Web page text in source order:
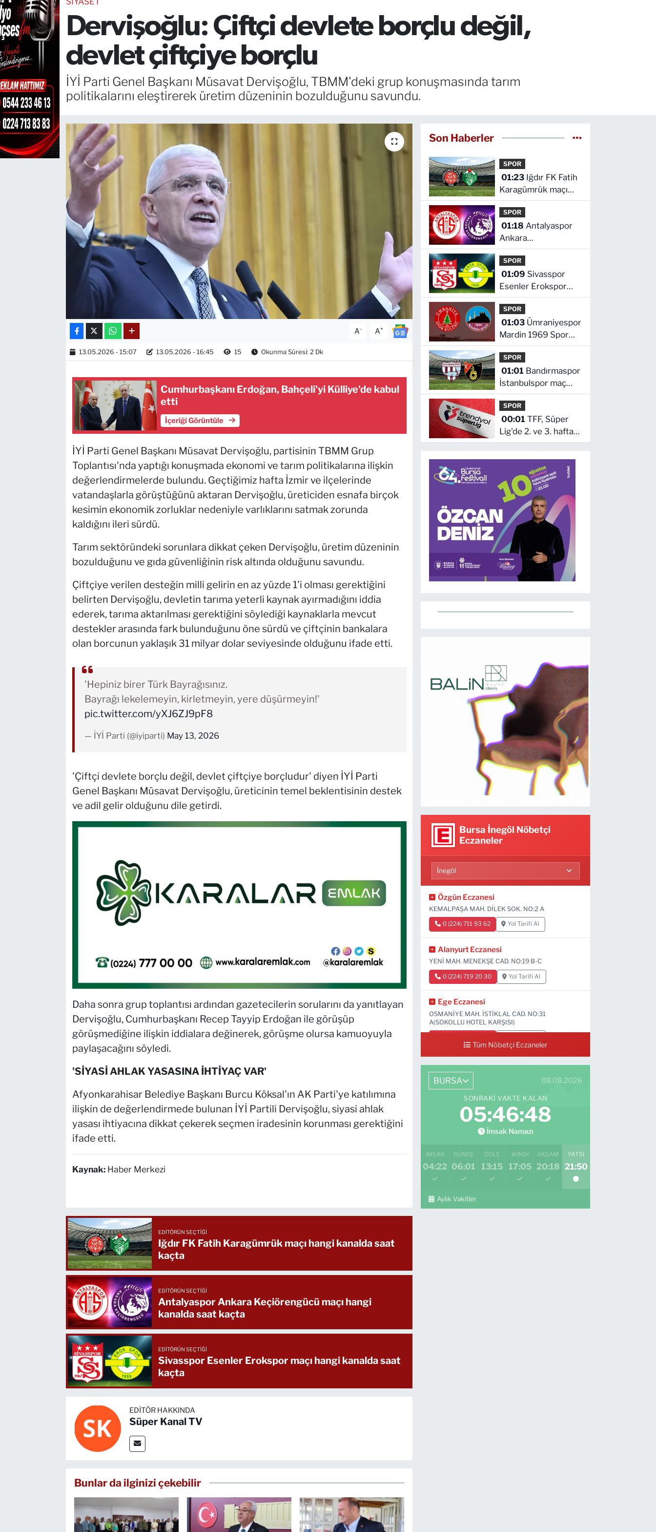
Dervişoğlu: Çiftçi devlete borçlu değil,
devlet çiftçiye borçlu
İYİ Parti Genel Başkanı Müsavat Dervişoğlu, TBMM'deki grup konuşmasında tarım
politikalarını eleştirerek üretim düzeninin bozulduğunu savundu.
A- A+
13.05.2026 - 15:07 13.05.2026 - 16:45 15 Okunma Süresi: 2 Dk
Cumhurbaşkanı Erdoğan, Bahçeli'yi Külliye'de kabul
etti
İçeriği Görüntüle
İYİ Parti Genel Başkanı Müsavat Dervişoğlu, partisinin TBMM Grup
Toplantısı'nda yaptığı konuşmada ekonomi ve tarım politikalarına ilişkin
değerlendirmelerde bulundu. Geçtiğimiz hafta İzmir ve ilçelerinde
vatandaşlarla görüştüğünü aktaran Dervişoğlu, üreticiden esnafa birçok
kesimin ekonomik zorluklar nedeniyle varlıklarını satmak zorunda
kaldığını ileri sürdü.
Tarım sektöründeki sorunlara dikkat çeken Dervişoğlu, üretim düzeninin
bozulduğunu ve gıda güvenliğinin risk altında olduğunu savundu.
Çiftçiye verilen desteğin milli gelirin en az yüzde 1'i olması gerektiğini
belirten Dervişoğlu, devletin tarıma yeterli kaynak ayırmadığını iddia
ederek, tarıma aktarılması gerektiğini söylediği kaynaklarla mevcut
destekler arasında fark bulunduğunu öne sürdü ve çiftçinin bankalara
olan borcunun yaklaşık 31 milyar dolar seviyesinde olduğunu ifade etti.
'Hepiniz birer Türk Bayrağısınız.
Bayrağı lekelemeyin, kirletmeyin, yere düşürmeyin!'
pic.twitter.com/yXJ6ZJ9pF8
— İYİ Parti (@iyiparti) May 13, 2026
'Çiftçi devlete borçlu değil, devlet çiftçiye borçludur' diyen İYİ Parti
Genel Başkanı Müsavat Dervişoğlu, üreticinin temel beklentisinin destek
ve adil gelir olduğunu dile getirdi.
Daha sonra grup toplantısı ardından gazetecilerin sorularını da yanıtlayan
Dervişoğlu, Cumhurbaşkanı Recep Tayyip Erdoğan ile görüşüp
görüşmediğine ilişkin iddialara değinerek, görüşme olursa kamuoyuyla
paylaşacağını söyledi.
'SİYASİ AHLAK YASASINA İHTİYAÇ VAR'
Afyonkarahisar Belediye Başkanı Burcu Köksal'ın AK Parti'ye katılımına
ilişkin de değerlendirmede bulunan İYİ Partili Dervişoğlu, siyasi ahlak
yasası ihtiyacına dikkat çekerek seçmen iradesinin korunması gerektiğini
ifade etti.
Kaynak: Haber Merkezi
EDITÖRÜN SEÇTIĞI
Iğdır FK Fatih Karagümrük maçı hangi kanalda saat
kaçta
EDITÖRÜN SEÇTIĞI
Antalyaspor Ankara Keçiörengücü maçı hangi
kanalda saat kaçta
EDITÖRÜN SEÇTIĞI
Sivasspor Esenler Erokspor maçı hangi kanalda saat
kaçta
EDITÖR HAKKINDA
Süper Kanal TV
Bunlar da ilginizi çekebilir
Son Haberler
SPOR
01:23
Karagümrük maçı
hangi kanalda saat
kaçta
SPOR
01:18
Ankara
Keçiörengücü maçı
hangi kanalda saat
kaçta
SPOR
01:09
Esenler Erokspor
maçı hangi kanalda
saat kaçta
SPOR
01:03
Mardin 1969 Spor
maçı hangi kanalda
saat kaçta!
SPOR
01:01
İstanbulspor maç
hangi kanalda saat
kaçta
SPOR
00:01 TFF, Süper
Lig'de 2. ve 3. hafta
programlarını
başlama saati
Bursa İnegöl Nöbetçi
Eczaneler
Özgün Eczanesi
KEMALPAŞA MAH. DİLEK SOK. NO:2 A
0 (224) 711 93 62 Yol Tarifi Al
Alanyurt Eczanesi
YENİ MAH. MENEKŞE CAD. NO:19 B-C
0 (224) 719 20 30 Yol Tarifi Al
Ege Eczanesi
OSMANİYE MAH. İSTİKLAL CAD. NO:31
A(SOKOLLU HOTEL KARŞISI)
Tüm Nöbetçi Eczaneler
BURSA 08.08.2026
SONRAKI VAKTE KALAN
05:46:47
İmsak Namazı
İMSAK
04:22
GÜNEŞ
06:01
ÖĞLE
13:15
İKINDI
17:05
AKŞAM
20:18
YATSI
21:50
Aylık Vakitler
TEKNOLOJİ
CANLI DİNLE
RESMİ İLANLAR
Gencsesfm Canlı Dinle